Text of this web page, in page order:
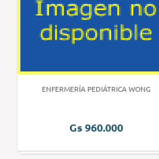
ENFERMERÍA PEDIÁTRICA WONG
Gs 960.000